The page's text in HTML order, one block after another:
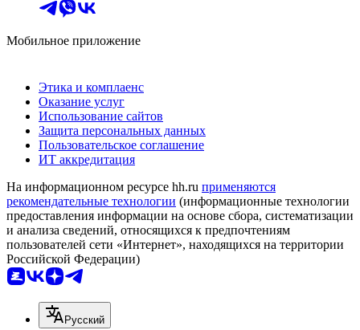
Мобильное приложение
Этика и комплаенс
Оказание услуг
Использование сайтов
Защита персональных данных
Пользовательское соглашение
ИТ аккредитация
На информационном ресурсе hh.ru применяются
рекомендательные технологии (информационные технологии
предоставления информации на основе сбора, систематизации
и анализа сведений, относящихся к предпочтениям
пользователей сети «Интернет», находящихся на территории
Российской Федерации)
Русский